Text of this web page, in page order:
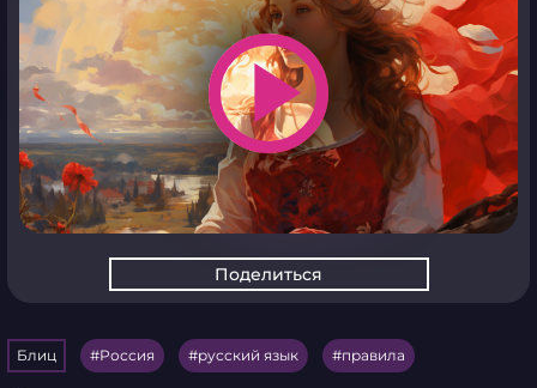
play_arrow
Поделиться
Блиц Россия русский язык правила